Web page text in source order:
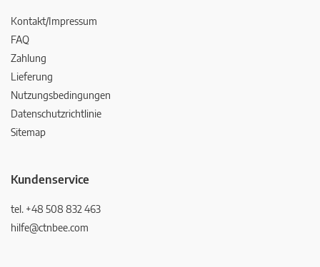
Kontakt/Impressum
FAQ
Zahlung
Lieferung
Nutzungsbedingungen
Datenschutzrichtlinie
Sitemap
Kundenservice
tel. +48 508 832 463
hilfe@ctnbee.com